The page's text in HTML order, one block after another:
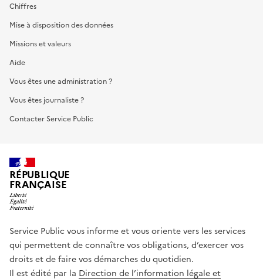
Chiffres
Mise à disposition des données
Missions et valeurs
Aide
Vous êtes une administration ?
Vous êtes journaliste ?
Contacter Service Public
RÉPUBLIQUE
FRANÇAISE
Service Public vous informe et vous oriente vers les services
qui permettent de connaître vos obligations, d’exercer vos
droits et de faire vos démarches du quotidien.
Il est édité par la Direction de l’information légale et